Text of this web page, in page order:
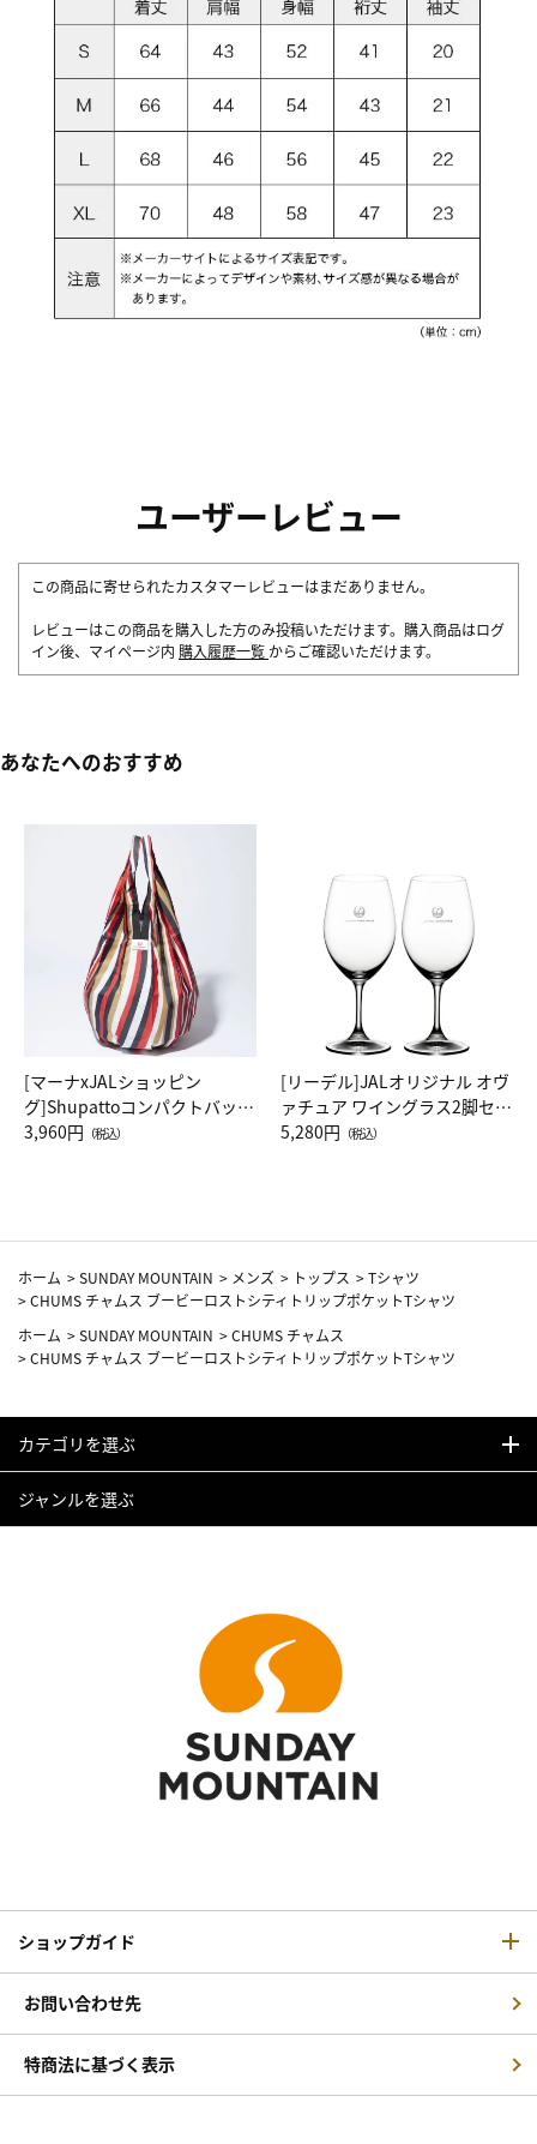
ユーザーレビュー
この商品に寄せられたカスタマーレビューはまだありません。
レビューはこの商品を購入した方のみ投稿いただけます。購入商品はログ
イン後、マイページ内 購入履歴一覧 からご確認いただけます。
あなたへのおすすめ
[マーナxJALショッピン
グ]Shupattoコンパクトバッグ
Drop JAL客室乗務員（LC）ス
3,960円 （税込）
[リーデル]JALオリジナル オヴ
ァチュア ワイングラス2脚セッ
ト（レッドワイン）
5,280円 （税込）
ホーム >SUNDAY MOUNTAIN > メンズ > トップス >Tシャツ
>CHUMS チャムス ブービーロストシティトリップポケットTシャツ
ホーム >SUNDAY MOUNTAIN >CHUMS チャムス
>CHUMS チャムス ブービーロストシティトリップポケットTシャツ
カテゴリを選ぶ
ジャンルを選ぶ
ショップガイド
お問い合わせ先
特商法に基づく表示